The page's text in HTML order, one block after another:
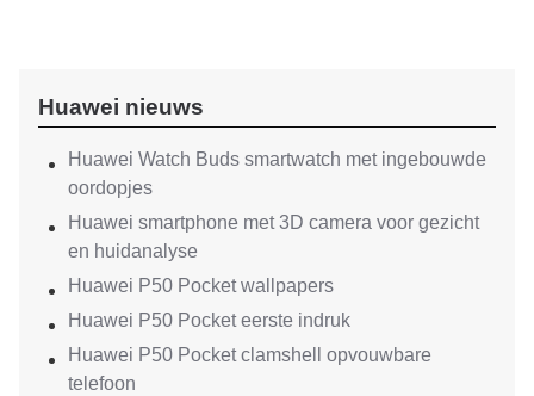
Huawei nieuws
Huawei Watch Buds smartwatch met ingebouwde
oordopjes
Huawei smartphone met 3D camera voor gezicht
en huidanalyse
Huawei P50 Pocket wallpapers
Huawei P50 Pocket eerste indruk
Huawei P50 Pocket clamshell opvouwbare
telefoon